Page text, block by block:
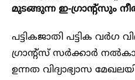
മുടങ്ങുന്ന ഇ-ഗ്രാന്റ്സും
പട്ടികജാതി പട്ടിക വർഗ
ഗ്രാന്റ്സ് സർക്കാർ
ഉന്നത വിദ്യാഭ്യാസ